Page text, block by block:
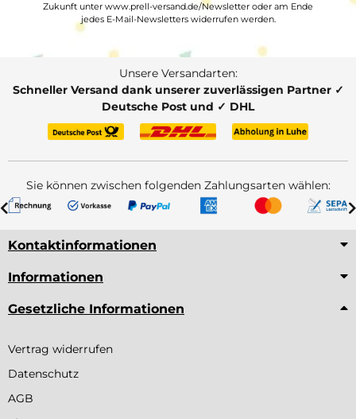
Zukunft unter www.prell-versand.de/Newsletter oder am Ende
jedes E-Mail-Newsletters widerrufen werden.
Unsere Versandarten:
Schneller Versand dank unserer zuverlässigen Partner ✓
Deutsche Post und ✓ DHL
Sie können zwischen folgenden Zahlungsarten wählen:
Kontaktinformationen
Informationen
Gesetzliche Informationen
Vertrag widerrufen
Datenschutz
AGB